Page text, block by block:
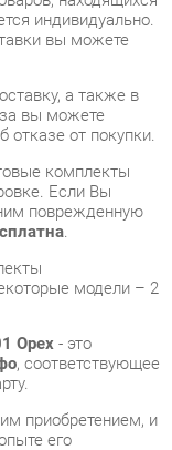
вы можете
от покупки.
комплекты
Если Вы
поврежденную
.
модели – 2
- это
и
его
нашим
вы можете по